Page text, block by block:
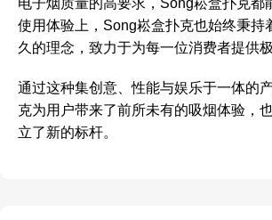
使用体验上，Song崧盒扑克也始终秉持
久的理念，致力于为每一位消费者提供
通过这种集创意、性能与娱乐于一体的
克为用户带来了前所未有的吸烟体验，
立了新的标杆。